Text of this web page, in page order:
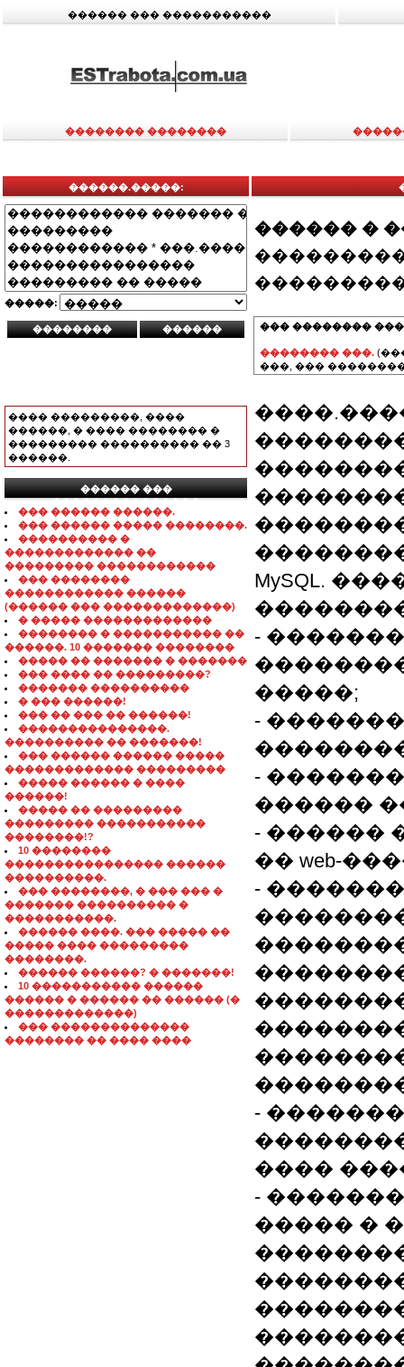
������ ��� �����������
�������� ��������
������.�����:
�����:
���� ���������, ����
������, � ���� �������� �
��������� ���������� �� 3
������.
������ ���
���������������
��� ������ ������.
��� ������ ����� ��������.
���������� �
������������� ��
��������� ������������
��� ��������
������������ ������
(������ ��� �������������)
� ����� �������������
�������� � ����������� ��
������. 10 ������� ��������
����� �� ������� � �������
��� ���� �� ���������?
������� ����������
� ��� ������!
��� �� ��� �� ������!
���������������.
���������� �� �������!
��� ������ ������ �����
������������� ���������
����� ������ � ����
������!
����� �� ���������
��������� �����������
��������!?
10 ��������
���������������� ������
����������.
��� ��������, � ��� ��� �
������� ���������� �
�����������.
������ ����. ��� ����� ��
����� ���� ���������
��������.
������ ������? � �������!
10 ����������� ������
������ � ������ �� ������ (�
�������������)
��� ��������������
�������� �� ���� ����
������ �
��� ��������
�������� ���.
���, ���
MySQL.
-
�����;
-
-
������
- ������
�� web-
-
-
����
-
����� �